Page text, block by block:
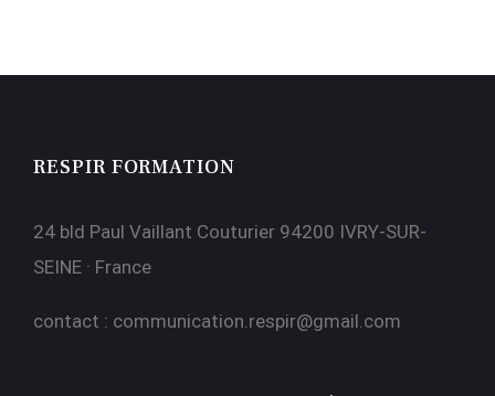
RESPIR FORMATION
24 bld Paul Vaillant Couturier 94200 IVRY-SUR-
SEINE · France
contact : communication.respir@gmail.com